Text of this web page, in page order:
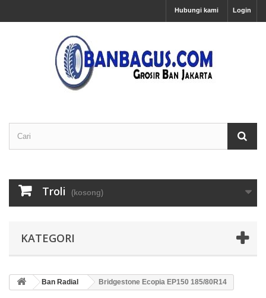
Login
Hubungi kami
Troli (kosong)
KATEGORI
Ban Radial Bridgestone Ecopia EP150 185/80R14